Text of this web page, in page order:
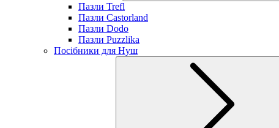
Пазли Trefl
Пазли Castorland
Пазли Dodo
Пазли Puzzlika
Посібники для Нуш